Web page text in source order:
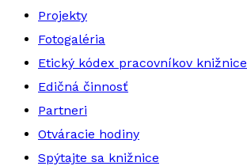
Projekty
Fotogaléria
Etický kódex pracovníkov knižnice
Edičná činnosť
Partneri
Otváracie hodiny
Spýtajte sa knižnice